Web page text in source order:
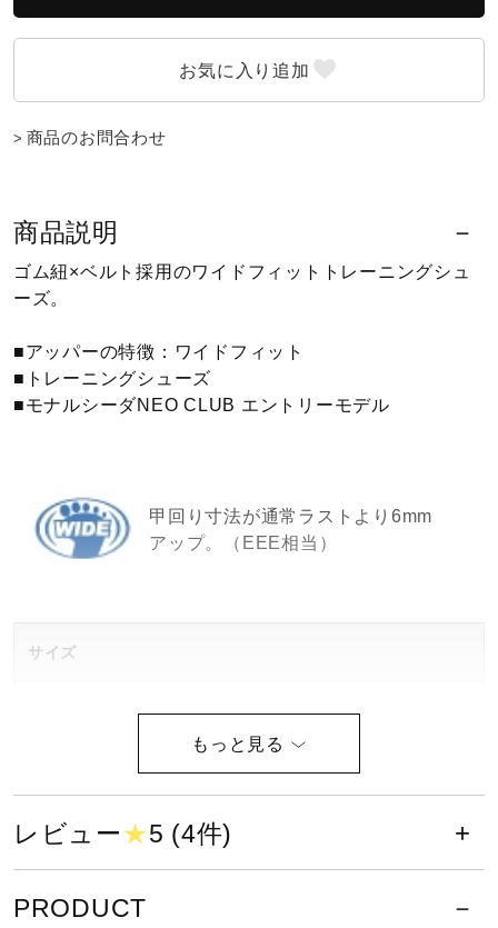
ウォーキングシューズ
ライフスタイルグッズ
インナー
アウトドア／レイン
健康／エクササイズ
セール
商品のお問合わせ
商品説明
ゴム紐×ベルト採用のワイドフィットトレーニングシュ
ーズ。
■アッパーの特徴：ワイドフィット
■トレーニングシューズ
■モナルシーダNEO CLUB エントリーモデル
甲回り寸法が通常ラストより6mm
アップ。（EEE相当）
サイズ
16.0、17.0、18.0、19.0、20.0、21.0、22.0、23.0、
カラー
60：ルビーレッド×ホワイト
レビュー★5 (4件)
PRODUCT